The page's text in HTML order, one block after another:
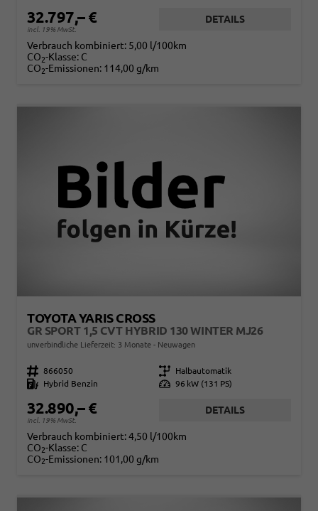
32.797,– €
incl. 19% MwSt.
DETAILS
Verbrauch kombiniert: 5,00 l/100km
CO2-Klasse: C
CO2-Emissionen: 114,00 g/km
TOYOTA YARIS CROSS
GR SPORT 1,5 CVT HYBRID 130 WINTER MJ26
unverbindliche Lieferzeit: 3 Monate Neuwagen
Fahrzeugnr. 866050 Getriebe
Halbautomatik
Kraftstoff
Hybrid Benzin Leistung 96 kW (131 PS)
32.890,– €
incl. 19% MwSt.
DETAILS
Verbrauch kombiniert:4,50 l/100km
CO2-Klasse: C
CO2-Emissionen: 101,00 g/km